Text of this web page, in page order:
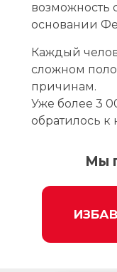
Каждый
сложном
причинам.
Уже более 3
обратилось
возможность
основании
Мы